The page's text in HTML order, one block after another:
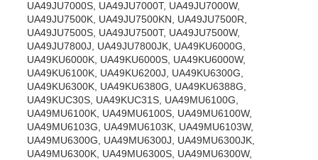
UA49JU7000S, UA49JU7000T, UA49JU7000W,
UA49JU7500K, UA49JU7500KN, UA49JU7500R,
UA49JU7500S, UA49JU7500T, UA49JU7500W,
UA49JU7800J, UA49JU7800JK, UA49KU6000G,
UA49KU6000K, UA49KU6000S, UA49KU6000W,
UA49KU6100K, UA49KU6200J, UA49KU6300G,
UA49KU6300K, UA49KU6380G, UA49KU6388G,
UA49KUC30S, UA49KUC31S, UA49MU6100G,
UA49MU6100K, UA49MU6100S, UA49MU6100W,
UA49MU6103G, UA49MU6103K, UA49MU6103W,
UA49MU6300G, UA49MU6300J, UA49MU6300JK,
UA49MU6300K, UA49MU6300S, UA49MU6300W,